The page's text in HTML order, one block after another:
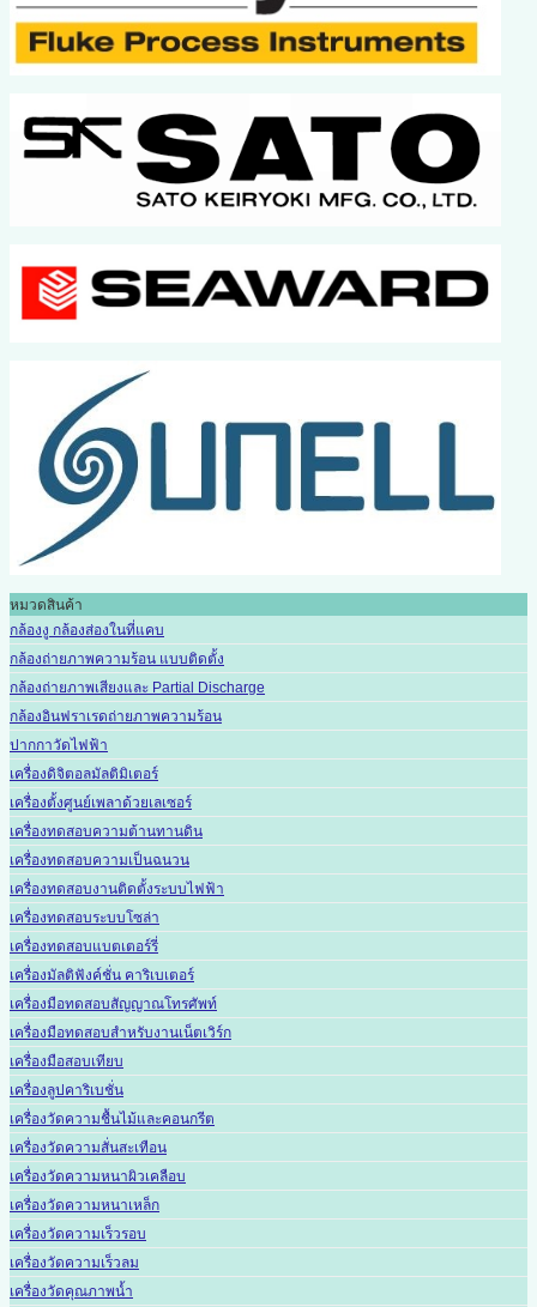
หมวดสินค้า
กล้องงู กล้องส่องในที่แคบ
กล้องถ่ายภาพความร้อน แบบติดตั้ง
กล้องถ่ายภาพเสียงและ Partial Discharge
กล้องอินฟราเรดถ่ายภาพความร้อน
ปากกาวัดไฟฟ้า
เครื่องดิจิตอลมัลติมิเตอร์
เครื่องตั้งศูนย์เพลาด้วยเลเซอร์
เครื่องทดสอบความต้านทานดิน
เครื่องทดสอบความเป็นฉนวน
เครื่องทดสอบงานติดตั้งระบบไฟฟ้า
เครื่องทดสอบระบบโซล่า
เครื่องทดสอบแบตเตอร์รี่
เครื่องมัลติฟังค์ชั่น คาริเบเตอร์
เครื่องมือทดสอบสัญญาณโทรศัพท์
เครื่องมือทดสอบสำหรับงานเน็ตเวิร์ก
เครื่องมือสอบเทียบ
เครื่องลูปคาริเบชั่น
เครื่องวัดความชื้นไม้และคอนกรีต
เครื่องวัดความสั่นสะเทือน
เครื่องวัดความหนาผิวเคลือบ
เครื่องวัดความหนาเหล็ก
เครื่องวัดความเร็วรอบ
เครื่องวัดความเร็วลม
เครื่องวัดคุณภาพน้ำ